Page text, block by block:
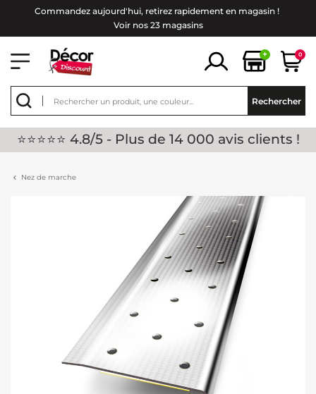
Commandez aujourd'hui, retirez rapidement en magasin !
Voir nos 23 magasins
+ 0
Rechercher
⭐⭐⭐⭐⭐ 4.8/5 - Plus de 14 000 avis clients !
Nez de marche